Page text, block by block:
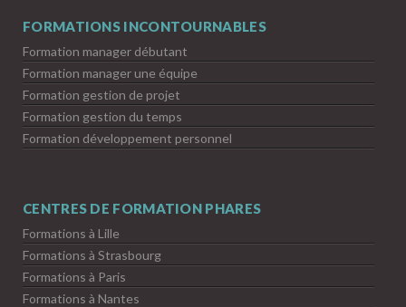
FORMATIONS INCONTOURNABLES
Formation manager débutant
Formation manager une équipe
Formation gestion de projet
Formation gestion du temps
Formation développement personnel
CENTRES DE FORMATION PHARES
Formations à Lille
Formations à Strasbourg
Formations à Paris
Formations à Nantes